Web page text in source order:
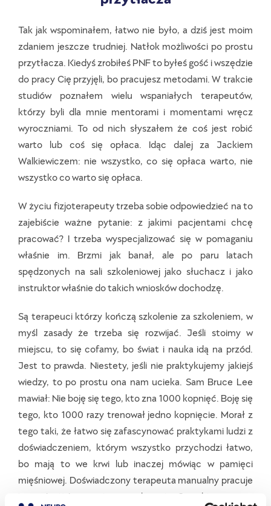
Tak jak wspominałem, łatwo nie było, a dziś jest moim
zdaniem jeszcze trudniej. Natłok możliwości po prostu
przytłacza. Kiedyś zrobiłeś PNF to byłeś gość i wszędzie
do pracy Cię przyjęli, bo pracujesz metodami. W trakcie
studiów poznałem wielu wspaniałych terapeutów,
którzy byli dla mnie mentorami i momentami wręcz
wyroczniami. To od nich słyszałem że coś jest robić
warto lub coś się opłaca. Idąc dalej za Jackiem
Walkiewiczem: nie wszystko, co się opłaca warto, nie
wszystko co warto się opłaca.
W życiu fizjoterapeuty trzeba sobie odpowiedzieć na to
zajebiście ważne pytanie: z jakimi pacjentami chcę
pracować? I trzeba wyspecjalizować się w pomaganiu
właśnie im. Brzmi jak banał, ale po paru latach
spędzonych na sali szkoleniowej jako słuchacz i jako
instruktor właśnie do takich wniosków dochodzę.
Są terapeuci którzy kończą szkolenie za szkoleniem, w
myśl zasady że trzeba się rozwijać. Jeśli stoimy w
miejscu, to się cofamy, bo świat i nauka idą na przód.
Jest to prawda. Niestety, jeśli nie praktykujemy jakiejś
wiedzy, to po prostu ona nam ucieka. Sam Bruce Lee
mawiał: Nie boję się tego, kto zna 1000 kopnięć. Boję się
tego, kto 1000 razy trenował jedno kopnięcie. Morał z
tego taki, że łatwo się zafascynować praktykami ludzi z
doświadczeniem, którym wszystko przychodzi łatwo,
bo mają to we krwi lub inaczej mówiąc w pamięci
mięśniowej. Doświadczony terapeuta manualny pracuje
inaczej, niż jest napisane w skrypcie. On robi to, czego